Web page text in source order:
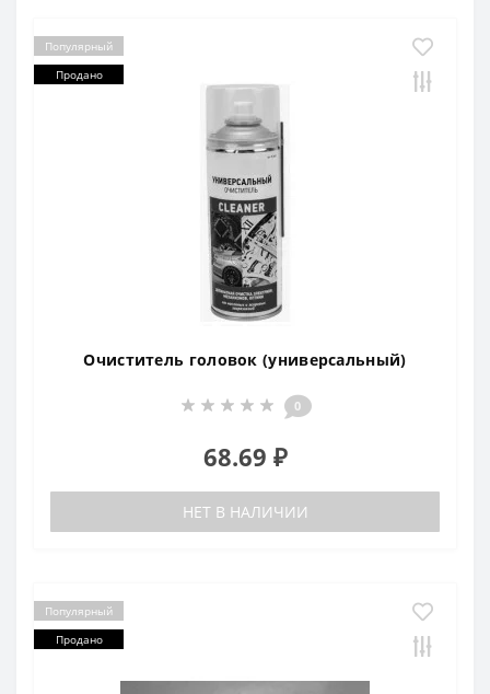
Популярный
Продано
Очиститель головок (универсальный)
0
68.69 ₽
НЕТ В НАЛИЧИИ
Популярный
Продано